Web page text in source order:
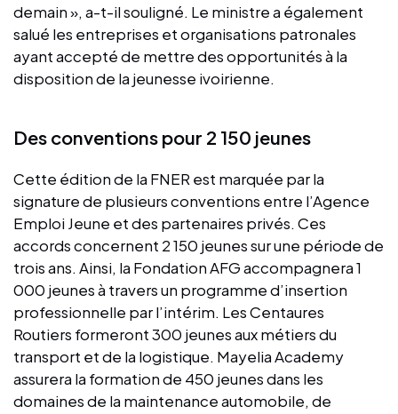
demain », a-t-il souligné. Le ministre a également
salué les entreprises et organisations patronales
ayant accepté de mettre des opportunités à la
disposition de la jeunesse ivoirienne.
Des conventions pour 2 150 jeunes
Cette édition de la FNER est marquée par la
signature de plusieurs conventions entre l’Agence
Emploi Jeune et des partenaires privés. Ces
accords concernent 2 150 jeunes sur une période de
trois ans. Ainsi, la Fondation AFG accompagnera 1
000 jeunes à travers un programme d’insertion
professionnelle par l’intérim. Les Centaures
Routiers formeront 300 jeunes aux métiers du
transport et de la logistique. Mayelia Academy
assurera la formation de 450 jeunes dans les
domaines de la maintenance automobile, de